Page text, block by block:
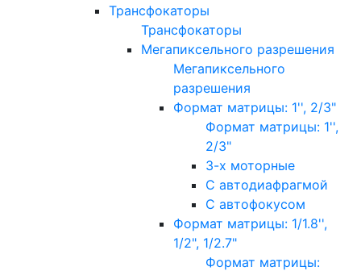
Трансфокаторы
Трансфокаторы
Мегапиксельного разрешения
Мегапиксельного
разрешения
Формат матрицы: 1'', 2/3"
Формат матрицы: 1'',
2/3"
3-х моторные
С автодиафрагмой
С автофокусом
Формат матрицы: 1/1.8'',
1/2", 1/2.7"
Формат матрицы: